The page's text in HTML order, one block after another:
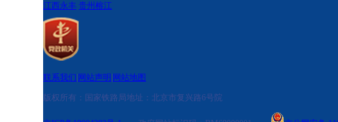
江西永丰 贵州榕江
联系我们 网站声明 网站地图
版权所有：国家铁路局地址：北京市复兴路6号院